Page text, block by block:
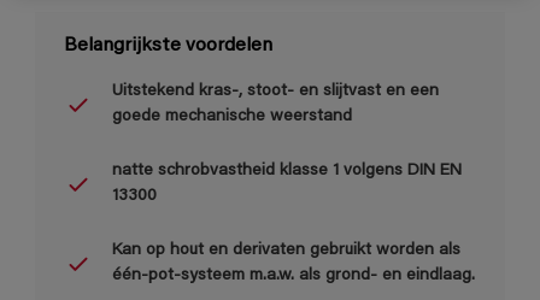
Belangrijkste voordelen
Uitstekend kras-, stoot- en slijtvast en een
goede mechanische weerstand
natte schrobvastheid klasse 1 volgens DIN EN
13300
Kan op hout en derivaten gebruikt worden als
één-pot-systeem m.a.w. als grond- en eindlaag.